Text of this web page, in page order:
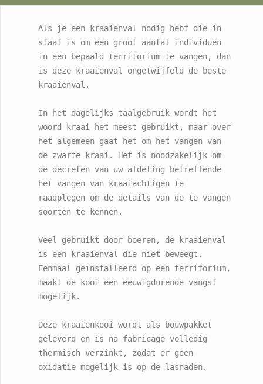
Als je een kraaienval nodig hebt die in
staat is om een ​​groot aantal individuen
in een bepaald territorium te vangen, dan
is deze kraaienval ongetwijfeld de beste
kraaienval.
In het dagelijks taalgebruik wordt het
woord kraai het meest gebruikt, maar over
het algemeen gaat het om het vangen van
de zwarte kraai. Het is noodzakelijk om
de decreten van uw afdeling betreffende
het vangen van kraaiachtigen te
raadplegen om de details van de te vangen
soorten te kennen.
Veel gebruikt door boeren, de kraaienval
is een kraaienval die niet beweegt.
Eenmaal geïnstalleerd op een territorium,
maakt de kooi een eeuwigdurende vangst
mogelijk.
Deze kraaienkooi wordt als bouwpakket
geleverd en is na fabricage volledig
thermisch verzinkt, zodat er geen
oxidatie mogelijk is op de lasnaden.